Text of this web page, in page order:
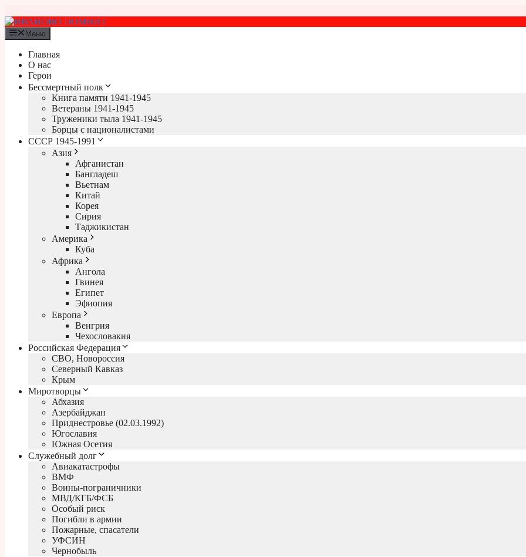
к
содержимому
Меню
Главная
О нас
Герои
Бессмертный полк
Книга памяти 1941-1945
Ветераны 1941-1945
Труженики тыла 1941-1945
Борцы с националистами
СССР 1945-1991
Азия
Афганистан
Бангладеш
Вьетнам
Китай
Корея
Сирия
Таджикистан
Америка
Куба
Африка
Ангола
Гвинея
Египет
Эфиопия
Европа
Венгрия
Чехословакия
Российская Федерация
СВО, Новороссия
Северный Кавказ
Крым
Миротворцы
Абхазия
Азербайджан
Приднестровье (02.03.1992)
Югославия
Южная Осетия
Служебный долг
Авиакатастрофы
ВМФ
Воины-пограничники
МВД/КГБ/ФСБ
Особый риск
Погибли в армии
Пожарные, спасатели
УФСИН
Чернобыль